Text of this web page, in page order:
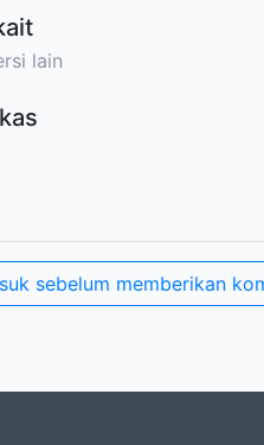
lain
sebelum memberikan